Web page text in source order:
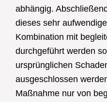
abhängig.
dieses sehr
Kombination mit
durchgeführt werden
ursprünglichen
ausgeschlossen
Maßnahme nur von